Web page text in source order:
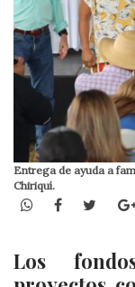
Entrega de ayuda a
Chiriquí.
WhatsApp
Facebook
Los